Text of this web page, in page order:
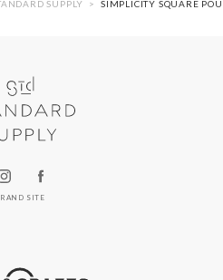
SUPPLY SIMPLICITY SQUARE
SITE